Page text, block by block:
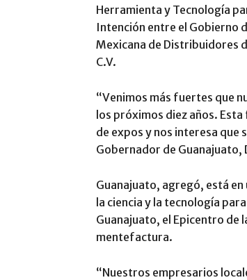
Herramienta y Tecnología
Intención entre el Gobierno
Mexicana de Distribuidores
C.V.
“Venimos más fuertes que
los próximos diez años.
de expos y nos interesa que
Gobernador de Guanajuato,
Guanajuato, agregó, está
la ciencia y la tecnología
Guanajuato, el Epicentro de
mentefactura.
“Nuestros empresarios